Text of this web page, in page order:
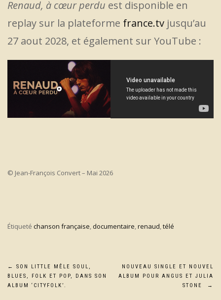
Renaud, à cœur perdu est disponible en
replay sur la plateforme france.tv jusqu’au
27 aout 2028, et également sur YouTube :
© Jean-François Convert – Mai 2026
Étiqueté chanson française,documentaire,renaud,télé
Navigation
de
←
SON LITTLE MÊLE SOUL,
BLUES, FOLK ET POP, DANS SON
ALBUM ‘CITYFOLK’.
NOUVEAU SINGLE ET NOUVEL
ALBUM POUR ANGUS ET JULIA
STONE
→